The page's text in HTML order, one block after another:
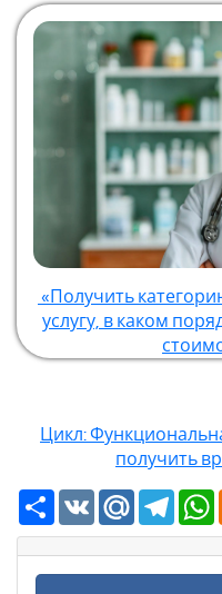
«Получить
услугу, в каком
Цикл:
получить
Ресурс
VK Mail.Ru